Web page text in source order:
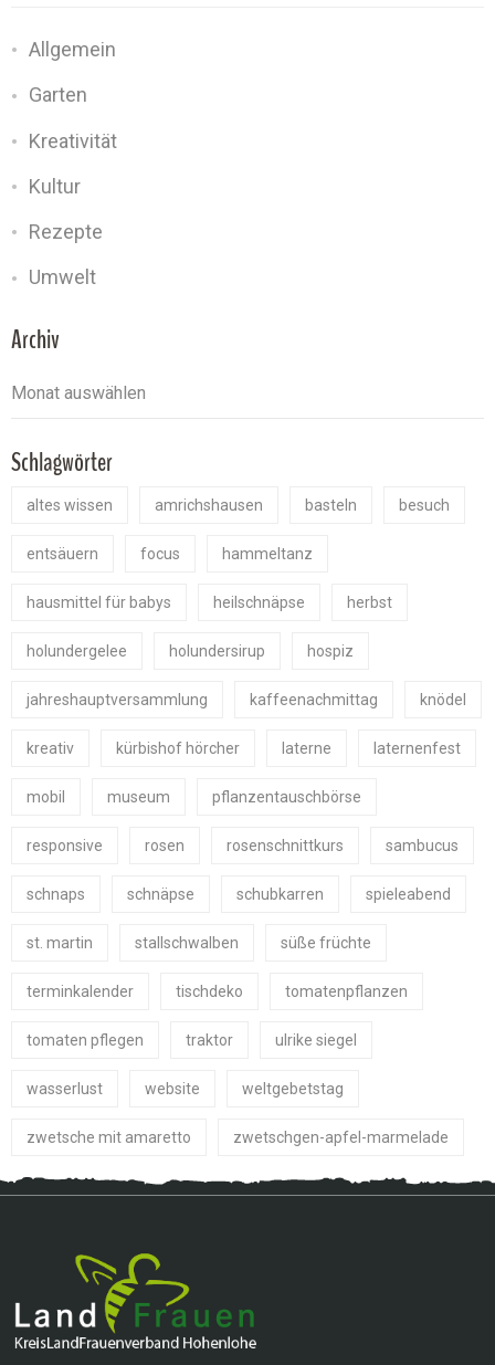
Allgemein
Garten
Kreativität
Kultur
Rezepte
Umwelt
Archiv
Schlagwörter
altes wissen amrichshausen basteln besuch
entsäuern focus hammeltanz
hausmittel für babys heilschnäpse herbst
holundergelee holundersirup hospiz
jahreshauptversammlung kaffeenachmittag knödel
kreativ kürbishof hörcher laterne laternenfest
mobil museum pflanzentauschbörse
responsive rosen rosenschnittkurs sambucus
schnaps schnäpse schubkarren spieleabend
st. martin stallschwalben süße früchte
terminkalender tischdeko tomatenpflanzen
tomaten pflegen traktor ulrike siegel
wasserlust website weltgebetstag
zwetsche mit amaretto zwetschgen-apfel-marmelade